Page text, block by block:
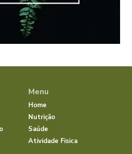
Menu
Home
Nutrição
Saúde
Atividade Fisica